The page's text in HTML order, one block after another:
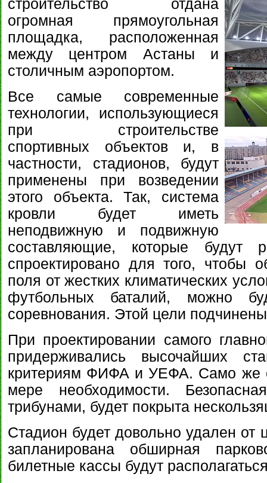
строительство отдана
огромная прямоугольная
площадка, расположенная
между центром Астаны и
столичным аэропортом.
Все самые современные
технологии, использующиеся
при строительстве
спортивных объектов и, в
частности, стадионов, будут
применены при возведении
этого объекта. Так, система
кровли будет иметь
неподвижную и подвижную
составляющие, которые будут
спроектировано для того, чтобы
поля от жестких климатических
футбольных баталий, можно
соревнования. Этой цели
При проектировании самого
придерживались высочайших
критериям ФИФА и УЕФА. Само же
мере необходимости.
трибунами, будет покрыта
Стадион будет довольно удален от
запланирована обширная
билетные кассы будут